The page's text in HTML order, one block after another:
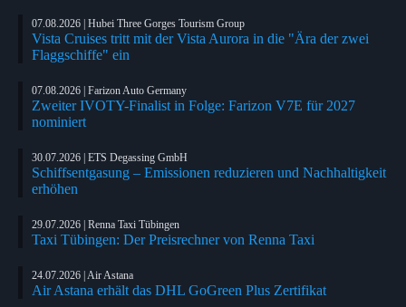
07.08.2026 | Hubei Three Gorges Tourism Group
Vista Cruises tritt mit der Vista Aurora in die "Ära der zwei
Flaggschiffe" ein
07.08.2026 | Farizon Auto Germany
Zweiter IVOTY-Finalist in Folge: Farizon V7E für 2027
nominiert
30.07.2026 | ETS Degassing GmbH
Schiffsentgasung – Emissionen reduzieren und Nachhaltigkeit
erhöhen
29.07.2026 | Renna Taxi Tübingen
Taxi Tübingen: Der Preisrechner von Renna Taxi
24.07.2026 | Air Astana
Air Astana erhält das DHL GoGreen Plus Zertifikat